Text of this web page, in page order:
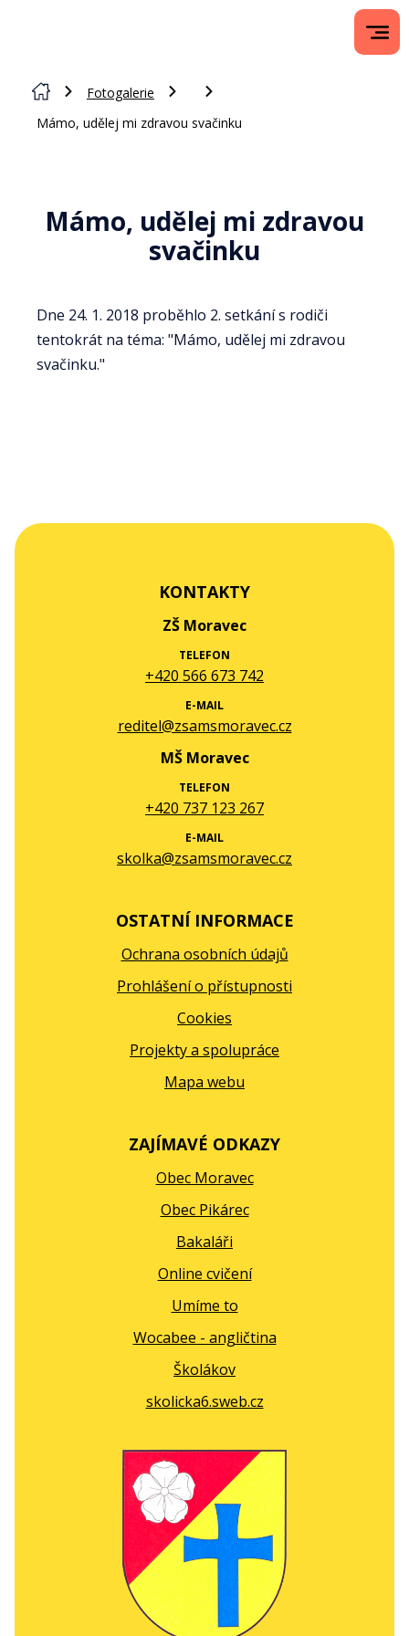
Fotogalerie
Mámo, udělej mi zdravou svačinku
Mámo, udělej mi zdravou
svačinku
Dne 24. 1. 2018 proběhlo 2. setkání s rodiči
tentokrát na téma: "Mámo, udělej mi zdravou
svačinku."
KONTAKTY
ZŠ Moravec
TELEFON
+420 566 673 742
E-MAIL
reditel@zsamsmoravec.cz
MŠ Moravec
TELEFON
+420 737 123 267
E-MAIL
skolka@zsamsmoravec.cz
OSTATNÍ INFORMACE
Ochrana osobních údajů
Prohlášení o přístupnosti
Cookies
Projekty a spolupráce
Mapa webu
ZAJÍMAVÉ ODKAZY
Obec Moravec
Obec Pikárec
Bakaláři
Online cvičení
Umíme to
Wocabee - angličtina
Školákov
skolicka6.sweb.cz